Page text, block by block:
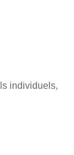
individuels,